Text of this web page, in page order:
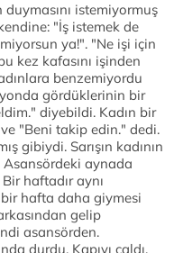
istemiyormuş
"İş istemek de
ya!". "Ne işi için
kez kafasını işinden
benzemiyordu
gördüklerinin bir
diyebildi. Kadın bir
ve "Beni takip edin." dedi.
gibiydi. Sarışın kadının
Asansördeki aynada
haftadır aynı
hafta daha giymesi
gelip
asansörden.
durdu. Kapıyı çaldı,